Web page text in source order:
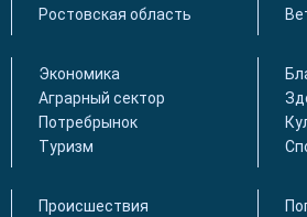
Ростовская область
Экономика
Аграрный сектор
Потребрынок
Туризм
Происшествия